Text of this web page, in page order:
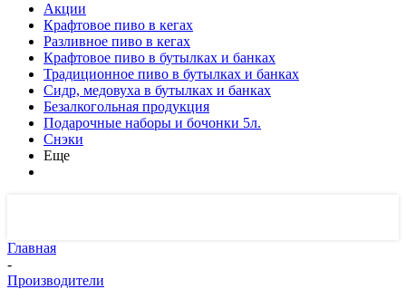
Акции
Крафтовое пиво в кегах
Разливное пиво в кегах
Крафтовое пиво в бутылках и банках
Традиционное пиво в бутылках и банках
Сидр, медовуха в бутылках и банках
Безалкогольная продукция
Подарочные наборы и бочонки 5л.
Снэки
Еще
Главная
-
Производители